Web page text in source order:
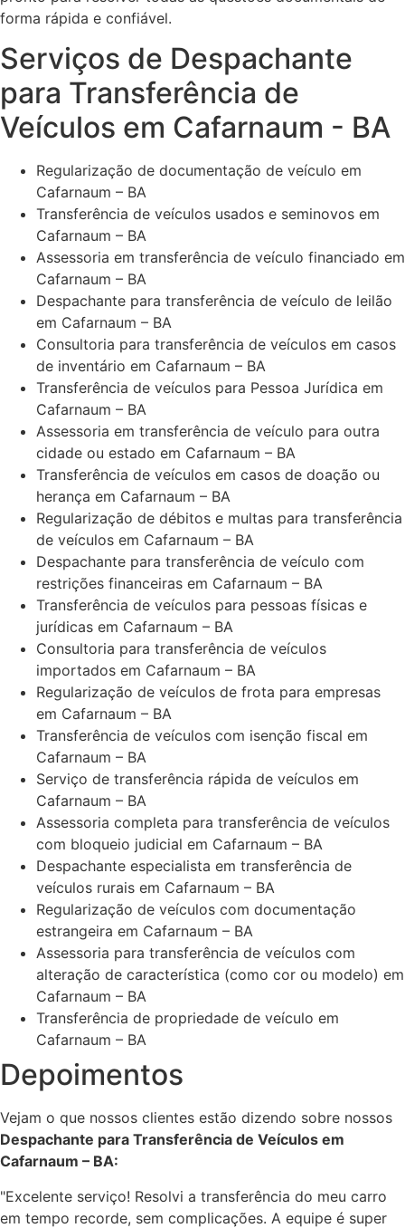
forma rápida e confiável.
Serviços de Despachante
para Transferência de
Veículos em Cafarnaum - BA
Regularização de documentação de veículo em
Cafarnaum – BA
Transferência de veículos usados e seminovos em
Cafarnaum – BA
Assessoria em transferência de veículo financiado em
Cafarnaum – BA
Despachante para transferência de veículo de leilão
em Cafarnaum – BA
Consultoria para transferência de veículos em casos
de inventário em Cafarnaum – BA
Transferência de veículos para Pessoa Jurídica em
Cafarnaum – BA
Assessoria em transferência de veículo para outra
cidade ou estado em Cafarnaum – BA
Transferência de veículos em casos de doação ou
herança em Cafarnaum – BA
Regularização de débitos e multas para transferência
de veículos em Cafarnaum – BA
Despachante para transferência de veículo com
restrições financeiras em Cafarnaum – BA
Transferência de veículos para pessoas físicas e
jurídicas em Cafarnaum – BA
Consultoria para transferência de veículos
importados em Cafarnaum – BA
Regularização de veículos de frota para empresas
em Cafarnaum – BA
Transferência de veículos com isenção fiscal em
Cafarnaum – BA
Serviço de transferência rápida de veículos em
Cafarnaum – BA
Assessoria completa para transferência de veículos
com bloqueio judicial em Cafarnaum – BA
Despachante especialista em transferência de
veículos rurais em Cafarnaum – BA
Regularização de veículos com documentação
estrangeira em Cafarnaum – BA
Assessoria para transferência de veículos com
alteração de característica (como cor ou modelo) em
Cafarnaum – BA
Transferência de propriedade de veículo em
Cafarnaum – BA
Depoimentos
Vejam o que nossos clientes estão dizendo sobre nossos
Despachante para Transferência de Veículos em
Cafarnaum – BA:
"Excelente serviço! Resolvi a transferência do meu carro
em tempo recorde, sem complicações. A equipe é super